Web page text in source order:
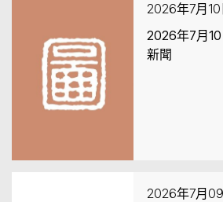
2026年7月10
2026年7月
新聞
2026年7月